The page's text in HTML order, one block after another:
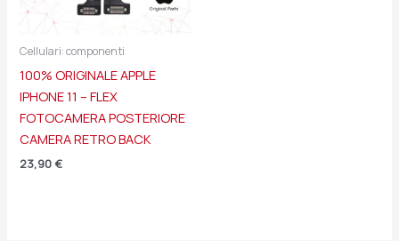
Cellulari: componenti
100% ORIGINALE APPLE
IPHONE 11 – FLEX
FOTOCAMERA POSTERIORE
CAMERA RETRO BACK
23,90 €